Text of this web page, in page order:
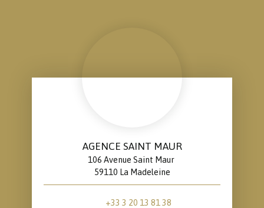
AGENCE SAINT MAUR
106 Avenue Saint Maur
59110 La Madeleine
+33 3 20 13 81 38